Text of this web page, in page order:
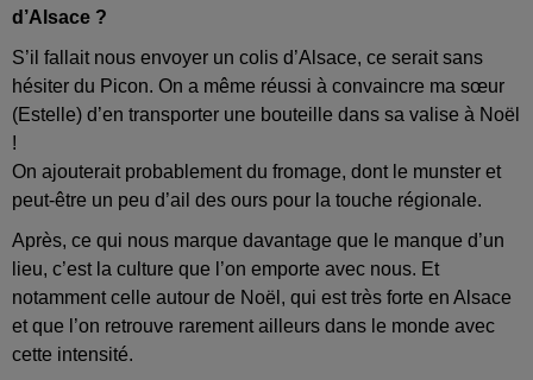
d’Alsace ?
S’il fallait nous envoyer un colis d’Alsace, ce serait sans
hésiter du Picon. On a même réussi à convaincre ma sœur
(Estelle) d’en transporter une bouteille dans sa valise à Noël
!
On ajouterait probablement du fromage, dont le munster et
peut-être un peu d’ail des ours pour la touche régionale.
Après, ce qui nous marque davantage que le manque d’un
lieu, c’est la culture que l’on emporte avec nous. Et
notamment celle autour de Noël, qui est très forte en Alsace
et que l’on retrouve rarement ailleurs dans le monde avec
cette intensité.